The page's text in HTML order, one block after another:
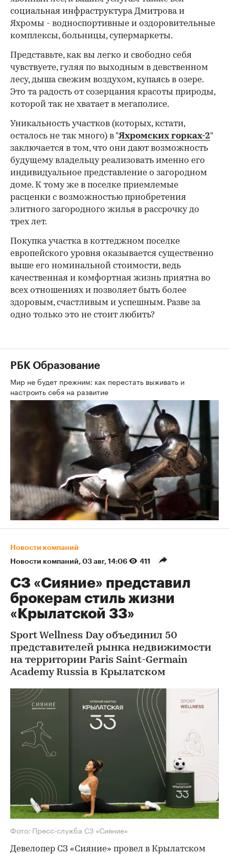
социальная инфраструктура Дмитрова и
Яхромы - водноспортивные и оздоровительные
комплексы, больницы, супермаркеты.
Представьте, как вы легко и свободно себя
чувствуете, гуляя по выходным в девственном
лесу, дыша свежим воздухом, купаясь в озере.
Это та радость от созерцания красоты природы,
которой так не хватает в мегаполисе.
Уникальность участков (которых, кстати,
осталось не так много) в "Яхромских горках-2"
заключается в том, что они дают возможность
будущему владельцу реализовать именно его
индивидуальное представление о загородном
доме. К тому же в поселке приемлемые
расценки с возможностью приобретения
элитного загородного жилья в рассрочку до
трех лет.
Покупка участка в коттеджном поселке
европейского уровня оказывается существенно
выше его номинальной стоимости, ведь
качественная и комфортная жизнь приятна во
всех отношениях и позволяет быть более
здоровым, счастливым и успешным. Разве за
одно только это не стоит любить?
РБК Образование
Мир не будет прежним: как перестать выживать и
настроить себя на развитие
Новости компаний
Новости компаний⁠, 03 авг, 14:06 411
СЗ «Сияние» представил
брокерам стиль жизни
«Крылатской 33»
Sport Wellness Day объединил 50
представителей рынка недвижимости
на территории Paris Saint-Germain
Academy Russia в Крылатском
Фото: Пресс-служба СЗ «Сияние»
Девелопер СЗ «Сияние» провел в Крылатском